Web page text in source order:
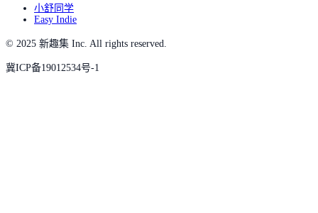
小舒同学
Easy Indie
© 2025 新趣集 Inc. All rights reserved.
冀ICP备19012534号-1